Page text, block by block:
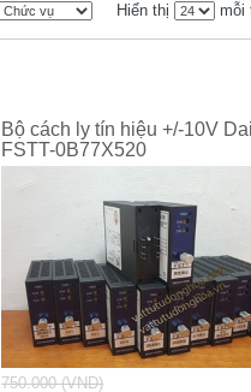
Hiển thị mỗi
Bộ cách ly tín hiệu +/-10V
FSTT-0B77X520
750.000 (VND)